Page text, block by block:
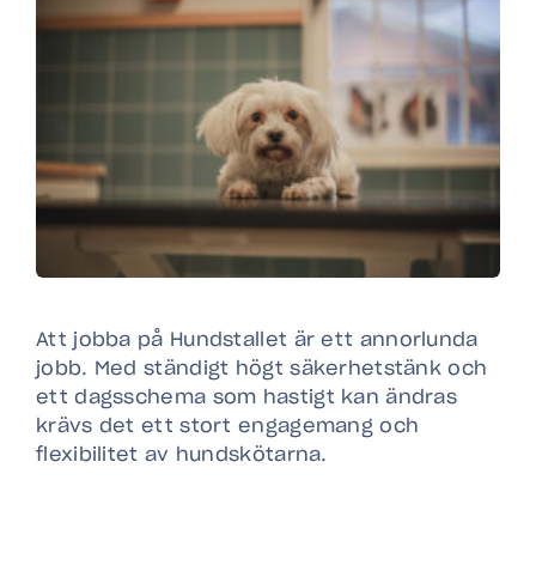
Att jobba på Hundstallet är ett annorlunda
jobb. Med ständigt högt säkerhetstänk och
ett dagsschema som hastigt kan ändras
krävs det ett stort engagemang och
flexibilitet av hundskötarna.